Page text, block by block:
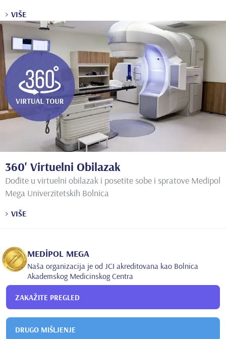
VIŠE
360' Virtuelni Obilazak
Dođite u virtuelni obilazak i posetite sobe i spratove Medipol
Mega Univerzitetskih Bolnica
VIŠE
MEDİPOL MEGA
Naša organizacija je od JCI akreditovana kao Bolnica
Akademskog Medicinskog Centra
ZAKAŽITE PREGLED
DRUGO MIŠLJENJE